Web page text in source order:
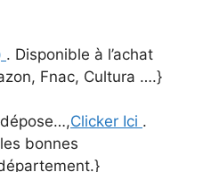
. Disponible à l’achat
Fnac, Cultura ….}
Clicker Ici .
bonnes